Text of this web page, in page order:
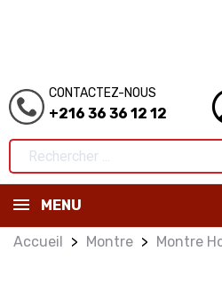
CONTACTEZ-NOUS
+216 36 36 12 12
MENU
Accueil Montre Montre